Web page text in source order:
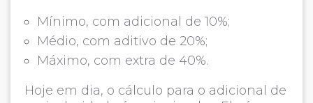
Mínimo, com adicional de 10%;
Médio, com aditivo de 20%;
Máximo, com extra de 40%.
Hoje em dia, o cálculo para o adicional de